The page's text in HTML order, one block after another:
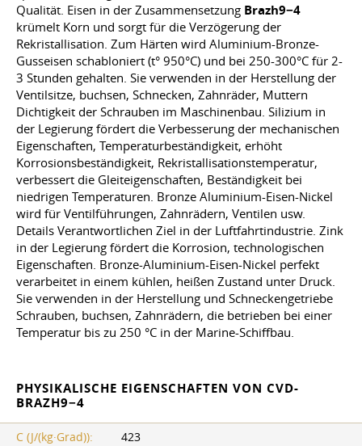
Qualität. Eisen in der Zusammensetzung Brazh9−4
krümelt Korn und sorgt für die Verzögerung der
Rekristallisation. Zum Härten wird Aluminium-Bronze-
Gusseisen schabloniert (t° 950°C) und bei 250-300°C für 2-
3 Stunden gehalten. Sie verwenden in der Herstellung der
Ventilsitze, buchsen, Schnecken, Zahnräder, Muttern
Dichtigkeit der Schrauben im Maschinenbau. Silizium in
der Legierung fördert die Verbesserung der mechanischen
Eigenschaften, Temperaturbeständigkeit, erhöht
Korrosionsbeständigkeit, Rekristallisationstemperatur,
verbessert die Gleiteigenschaften, Beständigkeit bei
niedrigen Temperaturen. Bronze Aluminium-Eisen-Nickel
wird für Ventilführungen, Zahnrädern, Ventilen usw.
Details Verantwortlichen Ziel in der Luftfahrtindustrie. Zink
in der Legierung fördert die Korrosion, technologischen
Eigenschaften. Bronze-Aluminium-Eisen-Nickel perfekt
verarbeitet in einem kühlen, heißen Zustand unter Druck.
Sie verwenden in der Herstellung und Schneckengetriebe
Schrauben, buchsen, Zahnrädern, die betrieben bei einer
Temperatur bis zu 250 °C in der Marine-Schiffbau.
PHYSIKALISCHE EIGENSCHAFTEN VON CVD-
BRAZH9−4
C (J/(kg·Grad)): 423